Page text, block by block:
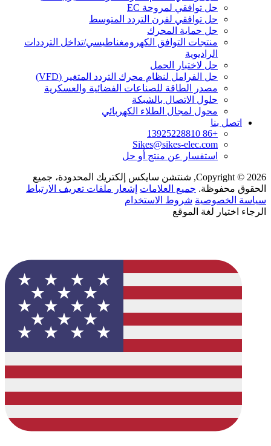
حل توافقي لمروحة EC
حل توافقي لفرن التردد المتوسط
حل حماية المحرك
منتجات التوافق الكهرومغناطيسي/تداخل الترددات
الراديوية
حل لاختبار الحمل
حل الفرامل لنظام محرك التردد المتغير (VFD)
مصدر الطاقة للصناعات الفضائية والعسكرية
حلول الاتصال بالشبكة
محول لمجال الطلاء الكهربائي
اتصل بنا
+86 13925228810
Sikes@sikes-elec.com
استفسار عن منتج أو حل
Copyright © 2026, شنتشن سايكس إلكتريك المحدودة، جميع
الحقوق محفوظة. جميع العلامات إشعار ملفات تعريف الارتباط
سياسة الخصوصية شروط الاستخدام
الرجاء اختيار لغة الموقع